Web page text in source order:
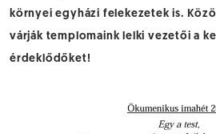
környei egyházi felekezetek is.
várják templomaink lelki vezetői a
érdeklődőket!